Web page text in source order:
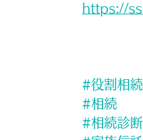
https://
#役割相続
#相続
#相続診